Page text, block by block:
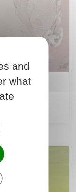
and
what